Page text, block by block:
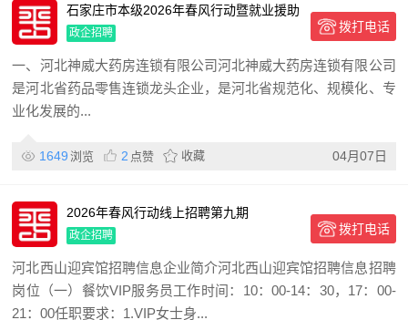
石家庄市本级2026年春风行动暨就业援助
季招聘信息
政企招聘 拨打电话
一、河北神威大药房连锁有限公司河北神威大药房连锁有限公司
是河北省药品零售连锁龙头企业，是河北省规范化、规模化、专
业化发展的...
1649 浏览 2 点赞 收藏 04月07日
2026年春风行动线上招聘第九期
政企招聘 拨打电话
河北西山迎宾馆招聘信息企业简介河北西山迎宾馆招聘信息招聘
岗位（一）餐饮VIP服务员工作时间：10：00-14：30，17：00-
21：00任职要求：1.VIP女士身...